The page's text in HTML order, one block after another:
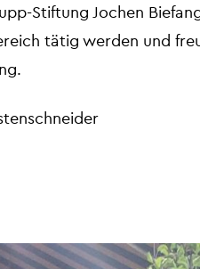
Stiftung Jochen
tätig werden und